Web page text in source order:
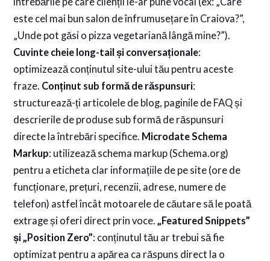
este cel mai bun salon de înfrumusețare în Craiova?”,
„Unde pot găsi o pizza vegetariană lângă mine?”).
Cuvinte cheie long-tail și conversaționale:
optimizează conținutul site-ului tău pentru aceste
fraze. Conținut sub formă de răspunsuri:
structurează-ți articolele de blog, paginile de FAQ și
descrierile de produse sub formă de răspunsuri
directe la întrebări specifice. Microdate Schema
Markup: utilizează schema markup (Schema.org)
pentru a eticheta clar informațiile de pe site (ore de
funcționare, prețuri, recenzii, adrese, numere de
telefon) astfel încât motoarele de căutare să le poată
extrage și oferi direct prin voce.„Featured Snippets”
și „Position Zero”: conținutul tău ar trebui să fie
optimizat pentru a apărea ca răspuns direct la o